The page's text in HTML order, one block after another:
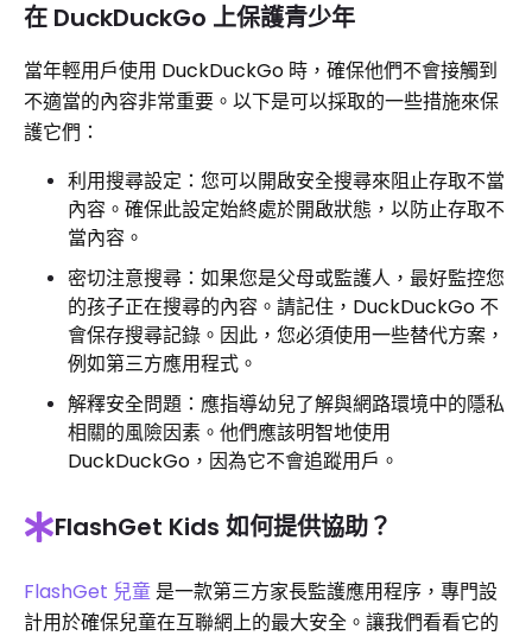
在 DuckDuckGo 上保護青少年
當年輕用戶使用 DuckDuckGo 時，確保他們不會接觸到
不適當的內容非常重要。以下是可以採取的一些措施來保
護它們：
利用搜尋設定：您可以開啟安全搜尋來阻止存取不當
內容。確保此設定始終處於開啟狀態，以防止存取不
當內容。
密切注意搜尋：如果您是父母或監護人，最好監控您
的孩子正在搜尋的內容。請記住，DuckDuckGo 不
會保存搜尋記錄。因此，您必須使用一些替代方案，
例如第三方應用程式。
解釋安全問題：應指導幼兒了解與網路環境中的隱私
相關的風險因素。他們應該明智地使用
DuckDuckGo，因為它不會追蹤用戶。
FlashGet Kids 如何提供協助？
FlashGet 兒童是一款第三方家長監護應用程序，專門設
計用於確保兒童在互聯網上的最大安全。讓我們看看它的